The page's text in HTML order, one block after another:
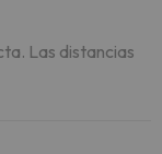
Las distancias